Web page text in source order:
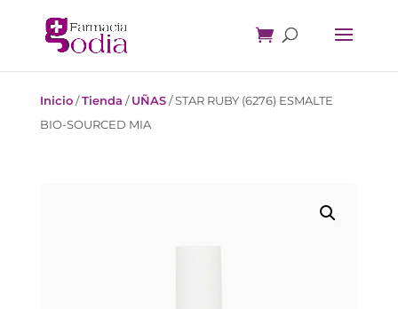
Inicio/Tienda /UÑAS/STAR RUBY (6276) ESMALTE
BIO-SOURCED MIA